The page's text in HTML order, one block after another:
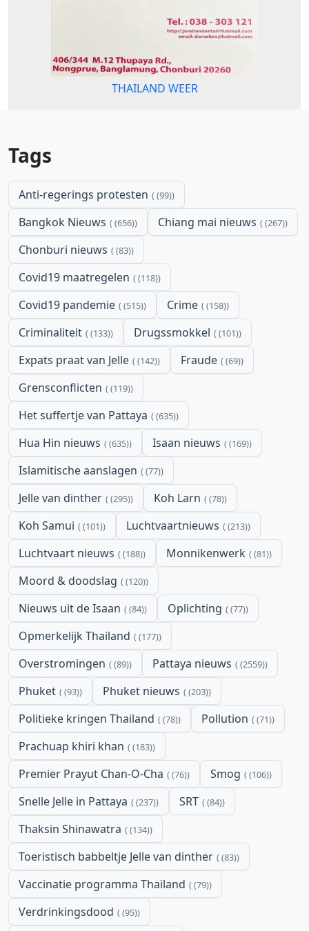
THAILAND WEER
Tags
Anti-regerings protesten (99)
Bangkok Nieuws (656) Chiang mai nieuws (267)
Chonburi nieuws (83)
Covid19 maatregelen (118)
Covid19 pandemie (515) Crime (158)
Criminaliteit (133) Drugssmokkel (101)
Expats praat van Jelle (142) Fraude (69)
Grensconflicten (119)
Het suffertje van Pattaya (635)
Hua Hin nieuws (635) Isaan nieuws (169)
Islamitische aanslagen (77)
Jelle van dinther (295) Koh Larn (78)
Koh Samui (101) Luchtvaartnieuws (213)
Luchtvaart nieuws (188) Monnikenwerk (81)
Moord & doodslag (120)
Nieuws uit de Isaan (84) Oplichting (77)
Opmerkelijk Thailand (177)
Overstromingen (89) Pattaya nieuws (2559)
Phuket (93) Phuket nieuws (203)
Politieke kringen Thailand (78) Pollution (71)
Prachuap khiri khan (183)
Premier Prayut Chan-O-Cha (76) Smog (106)
Snelle Jelle in Pattaya (237) SRT (84)
Thaksin Shinawatra (134)
Toeristisch babbeltje Jelle van dinther (83)
Vaccinatie programma Thailand (79)
Verdrinkingsdood (95)